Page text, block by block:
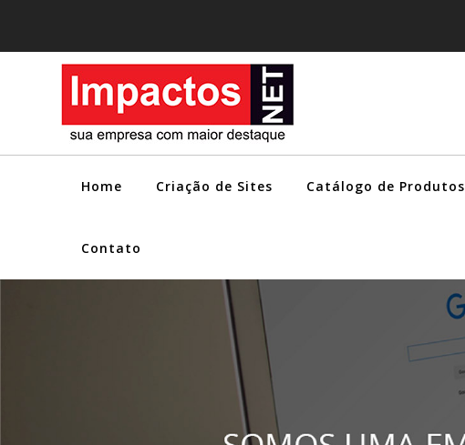
Home Criação de Sites Catálogo de Produtos
Contato